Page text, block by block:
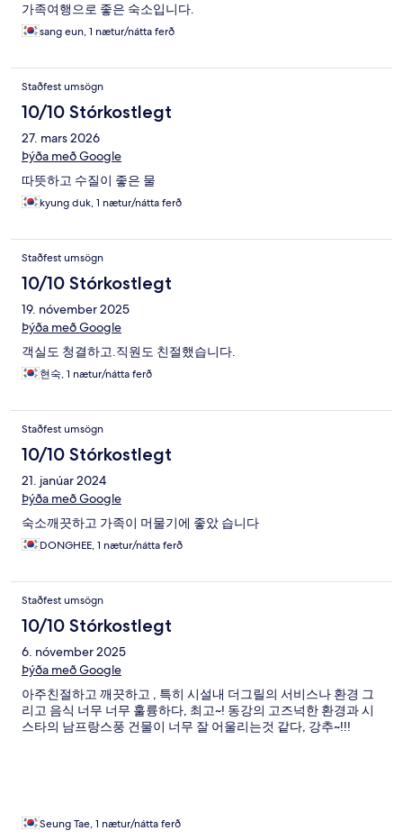
가족여행으로 좋은 숙소입니다.
sang eun, 1 nætur/nátta ferð
Staðfest umsögn
10/10 Stórkostlegt
27. mars 2026
Þýða með Google
따뜻하고 수질이 좋은 물
kyung duk, 1 nætur/nátta ferð
Staðfest umsögn
10/10 Stórkostlegt
19. nóvember 2025
Þýða með Google
객실도 청결하고.직원도 친절했습니다.
현숙, 1 nætur/nátta ferð
Staðfest umsögn
10/10 Stórkostlegt
21. janúar 2024
Þýða með Google
숙소깨끗하고 가족이 머물기에 좋았 습니다
DONGHEE, 1 nætur/nátta ferð
Staðfest umsögn
10/10 Stórkostlegt
6. nóvember 2025
Þýða með Google
아주친절하고 깨끗하고 , 특히 시설내 더그릴의 서비스나 환경 그
리고 음식 너무 너무 훌륭하다, 최고~! 동강의 고즈넉한 환경과 시
스타의 남프랑스풍 건물이 너무 잘 어울리는것 같다, 강추~!!!
Seung Tae, 1 nætur/nátta ferð